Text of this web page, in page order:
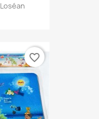
favorite_border